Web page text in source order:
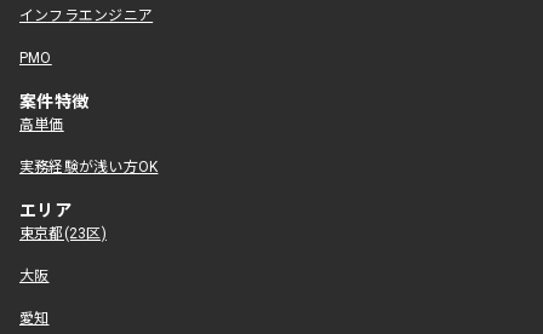
インフラエンジニア
PMO
案件特徴
高単価
実務経験が浅い方OK
エリア
東京都(23区)
大阪
愛知